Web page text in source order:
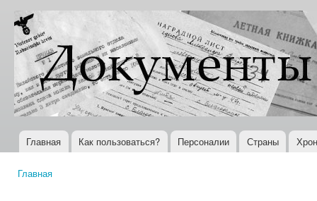
Документы
XX века
Всемирная
история в
Интернете
Главное меню
Главная Как пользоваться? Персоналии Страны
Главная